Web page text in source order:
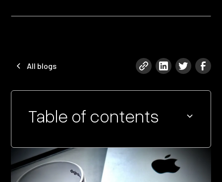
All blogs
Table of contents
Heading 2